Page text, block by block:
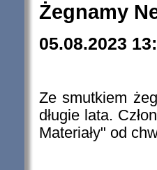
Żegnamy
05.08.2023
Ze smutkiem
długie lata.
Materiały" od